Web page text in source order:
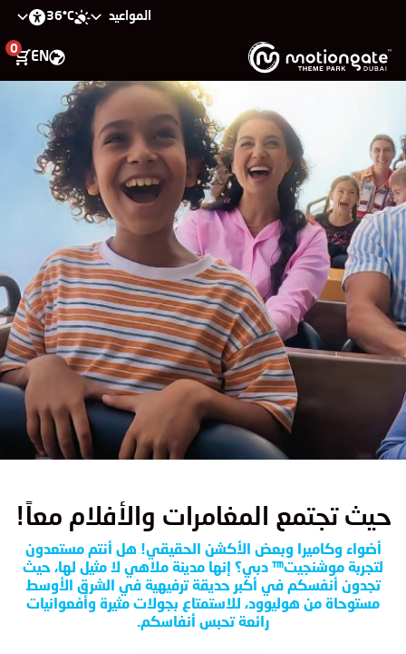
36°C المواعيد
EN
0
حيث تجتمع المغامرات والأفلام معاً!
أضواء وكاميرا وبعض الأكشن الحقيقي! هل أنتم مستعدون
لتجربة موشنجيت™ دبي؟ إنها مدينة ملاهي لا مثيل لها، حيث
تجدون أنفسكم في أكبر حديقة ترفيهية في الشرق الأوسط
مستوحاة من هوليوود، للاستمتاع بجولات مثيرة وأفعوانيات
رائعة تحبس أنفاسكم.